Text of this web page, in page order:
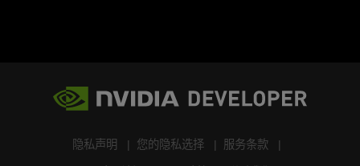
隐私声明 您的隐私选择 服务条款